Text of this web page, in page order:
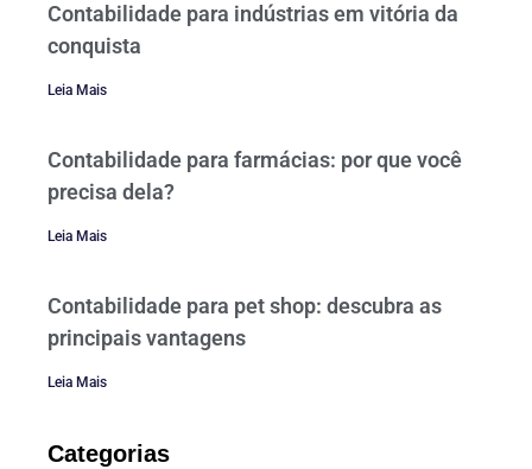
Contabilidade para indústrias em vitória da
conquista
Leia Mais
Contabilidade para farmácias: por que você
precisa dela?
Leia Mais
Contabilidade para pet shop: descubra as
principais vantagens
Leia Mais
Categorias